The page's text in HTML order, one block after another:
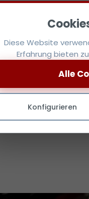
Diese Website
Erfahrung bieten
Konfigurieren
Alle